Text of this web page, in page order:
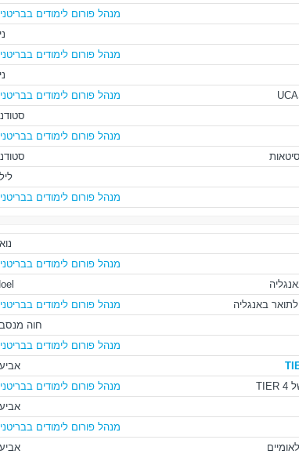
מנהל פורום לימודים
מנהל פורום לימודים
מנהל פורום לימודים
מנהל פורום לימודים
מנהל פורום לימודים
מנהל פורום לימודים
מנהל פורום לימודים
חוה
מנהל פורום לימודים
מנהל פורום לימודים
מנהל פורום לימודים